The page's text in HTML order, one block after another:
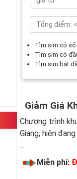
Tìm sim có số
Tìm sim có
Tìm sim bắt
Giảm Giá
Chương trình
Giang, hiện
…
Miễn phí: